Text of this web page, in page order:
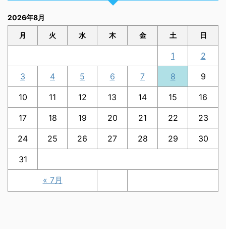
2026年8月
月 火 水 木 金 土 日
« 7月
1 2
3 4 5 6 7 8 9
10 11 12 13 14 15 16
17 18 19 20 21 22 23
24 25 26 27 28 29 30
31